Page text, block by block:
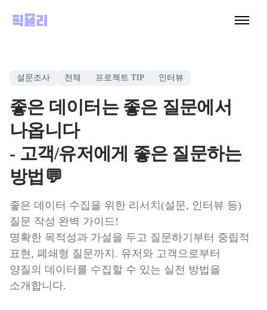
설문조사 전체 프로젝트 TIP 인터뷰
좋은 데이터는 좋은 질문에서
나옵니다
- 고객/유저에게 좋은 질문하는
방법💬
좋은 데이터 수집을 위한 리서치(설문, 인터뷰 등)
질문 작성 완벽 가이드!
명확한 목적성과 가설을 두고 질문하기부터 중립적
표현, 폐쇄형 질문까지. 유저와 고객으로부터
양질의 데이터를 수집할 수 있는 실전 방법을
소개합니다.